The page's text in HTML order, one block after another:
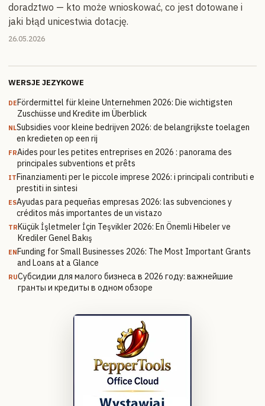
doradztwo — kto może wnioskować, co jest dotowane i
jaki błąd unicestwia dotację.
26.05.2026
WERSJE JEZYKOWE
DE Fördermittel für kleine Unternehmen 2026: Die wichtigsten
Zuschüsse und Kredite im Überblick
NLSubsidies voor kleine bedrijven 2026: de belangrijkste toelagen
en kredieten op een rij
FRAides pour les petites entreprises en 2026 : panorama des
principales subventions et prêts
IT Finanziamenti per le piccole imprese 2026: i principali contributi e
prestiti in sintesi
ESAyudas para pequeñas empresas 2026: las subvenciones y
créditos más importantes de un vistazo
TR Küçük İşletmeler İçin Teşvikler 2026: En Önemli Hibeler ve
Krediler Genel Bakış
EN Funding for Small Businesses 2026: The Most Important Grants
and Loans at a Glance
RUСубсидии для малого бизнеса в 2026 году: важнейшие
гранты и кредиты в одном обзоре